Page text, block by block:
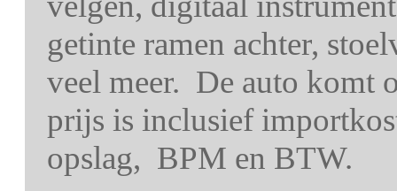
getinte ramen achter,
veel meer. De auto komt
prijs is inclusief
opslag, BPM en BTW.